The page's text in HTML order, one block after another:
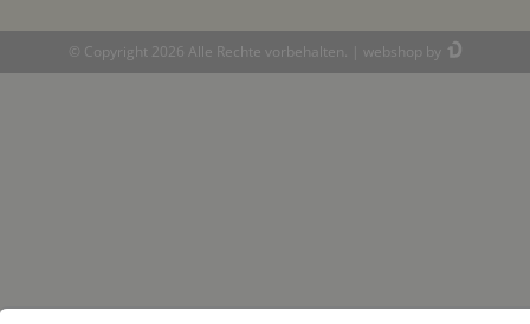
© Copyright 2026 Alle Rechte vorbehalten. | webshop by